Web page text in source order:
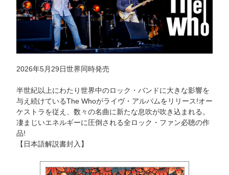
2026年5月29日世界同時発売
半世紀以上にわたり世界中のロック・バンドに大きな影響を
与え続けているThe Whoがライヴ・アルバムをリリース!オー
ケストラを従え、数々の名曲に新たな息吹が吹き込まれる。
凄まじいエネルギーに圧倒される全ロック・ファン必聴の作
品!
【日本語解説書封入】